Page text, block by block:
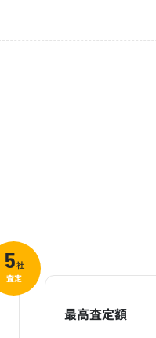
5社
査定
最高査定額